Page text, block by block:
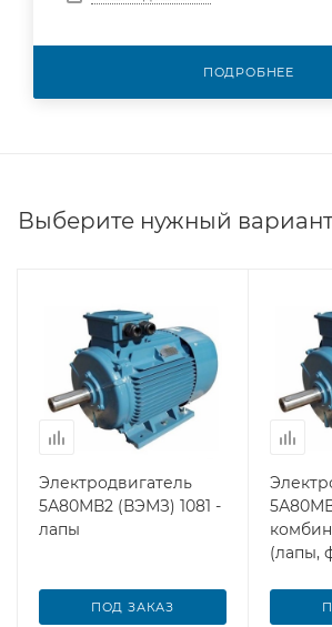
ПОДРОБНЕЕ
Выберите нужный
Электродвигатель
5А80МВ2 (ВЭМЗ) 1081 -
лапы
ПОД ЗАКАЗ
(лапы,